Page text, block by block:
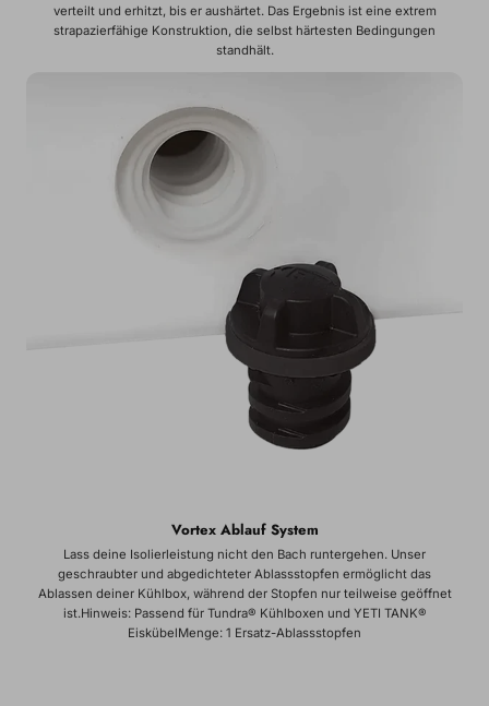
verteilt und erhitzt, bis er aushärtet. Das Ergebnis ist eine extrem
strapazierfähige Konstruktion, die selbst härtesten Bedingungen
standhält.
Vortex Ablauf System
Lass deine Isolierleistung nicht den Bach runtergehen. Unser
geschraubter und abgedichteter Ablassstopfen ermöglicht das
Ablassen deiner Kühlbox, während der Stopfen nur teilweise geöffnet
ist.Hinweis: Passend für Tundra® Kühlboxen und YETI TANK®
EiskübelMenge: 1 Ersatz-Ablassstopfen